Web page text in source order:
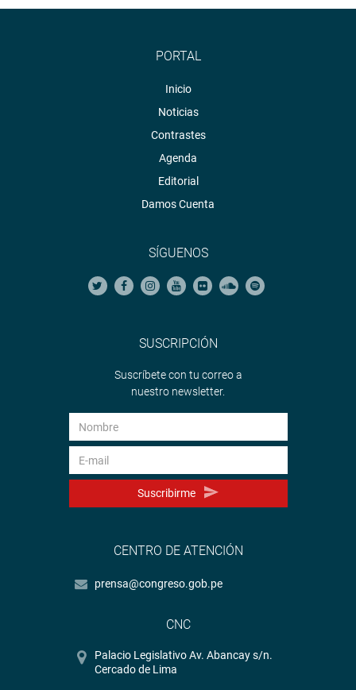
PORTAL
Inicio
Noticias
Contrastes
Agenda
Editorial
Damos Cuenta
SÍGUENOS
SUSCRIPCIÓN
Suscríbete con tu correo a
nuestro newsletter.
Suscribirme
CENTRO DE ATENCIÓN
prensa@congreso.gob.pe
CNC
Palacio Legislativo Av. Abancay s/n.
Cercado de Lima